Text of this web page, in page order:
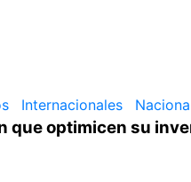
Internacionales
que optimicen su